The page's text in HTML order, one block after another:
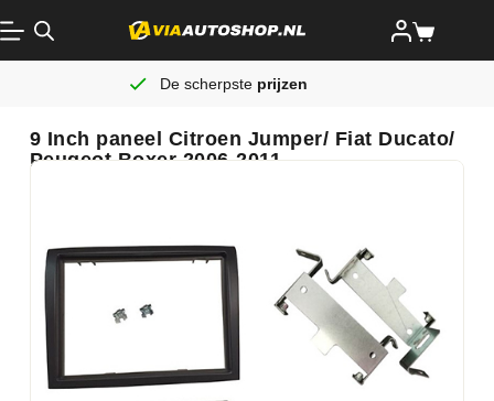
De scherpste prijzen
9 Inch paneel Citroen Jumper/ Fiat Ducato/
Peugeot Boxer 2006-2011